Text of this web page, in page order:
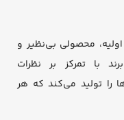
محصولی بی‌نظیر و
با تمرکز بر نظرات
را تولید می‌کند که هر